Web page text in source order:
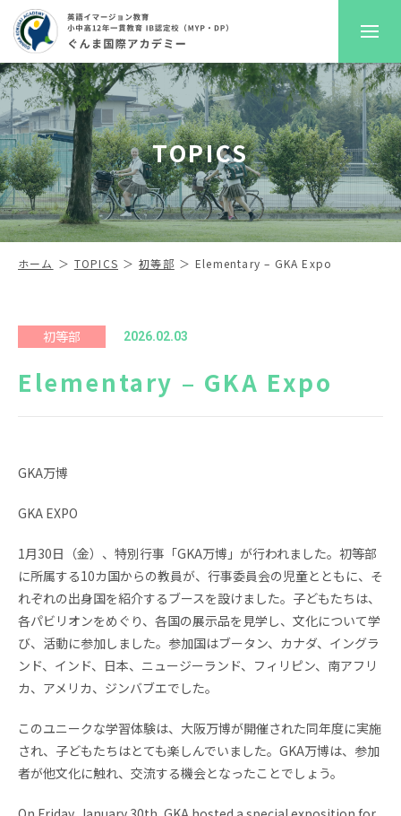
GKAについて
プレスクール
初等部
中高等部
進路サポート
FAQ
保護者専用ページ
情報公開 アクセス
プライバシーポリシー
EN
お問い合わせ 資料請求
TOPICS
ホーム TOPICS 初等部 Elementary – GKA Expo
2026.02.03
初等部
Elementary – GKA Expo
GKA万博
GKA EXPO
1月30日（金）、特別行事「GKA万博」が行われました。初等部
に所属する10カ国からの教員が、行事委員会の児童とともに、そ
れぞれの出身国を紹介するブースを設けました。子どもたちは、
各パビリオンをめぐり、各国の展示品を見学し、文化について学
び、活動に参加しました。参加国はブータン、カナダ、イングラ
ンド、インド、日本、ニュージーランド、フィリピン、南アフリ
カ、アメリカ、ジンバブエでした。
このユニークな学習体験は、大阪万博が開催された同年度に実施
され、子どもたちはとても楽しんでいました。GKA万博は、参加
者が他文化に触れ、交流する機会となったことでしょう。